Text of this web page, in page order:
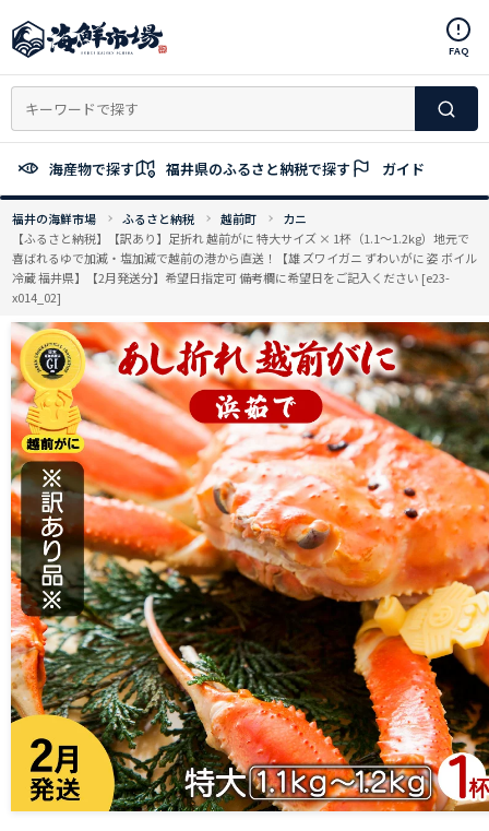
ン
ン
へ
ッ
FAQ
海産物で探す 福井県のふるさと納税で探す ガイド
福井の海鮮市場 ふるさと納税 越前町
カニ
【ふるさと納税】【訳あり】足折れ 越前がに 特大サイズ × 1杯（1.1〜1.2kg）地元で
喜ばれるゆで加減・塩加減で越前の港から直送！【雄 ズワイガニ ずわいがに 姿 ボイル
冷蔵 福井県】【2月発送分】希望日指定可 備考欄に希望日をご記入ください [e23-
x014_02]